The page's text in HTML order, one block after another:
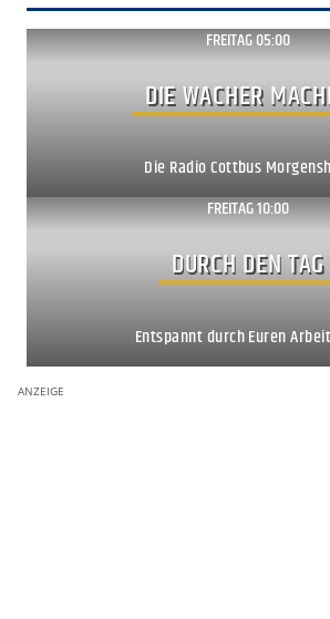
FREITAG 05:00
DIE WACHER
Die Radio Cottbus
Show ansehen
FREITAG 10:00
DURCH DEN TAG
Entspannt durch Euren
Show ansehen